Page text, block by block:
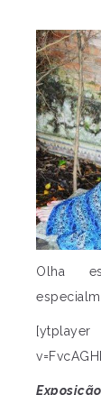
Olha
[ytplayer